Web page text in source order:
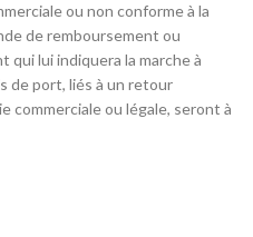
ou non conforme à la
de remboursement ou
qui lui indiquera la marche à
de port, liés à un retour
commerciale ou légale, seront à